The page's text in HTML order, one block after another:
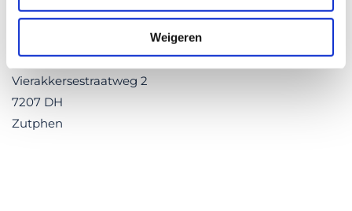
Weigeren
06 242 90 070
Vierakkersestraatweg 2
7207 DH
Zutphen